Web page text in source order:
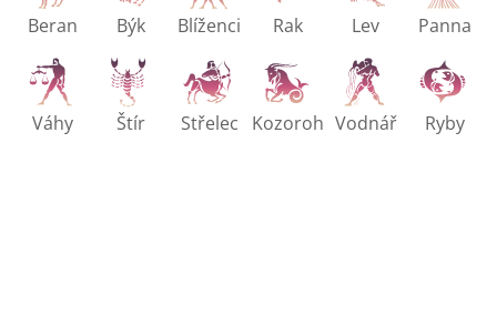
Beran Býk Blíženci Rak Lev Panna
Váhy Štír Střelec Kozoroh Vodnář Ryby